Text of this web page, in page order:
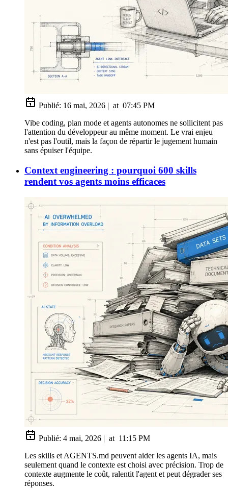
Publié: 16 mai, 2026 | at 07:45 PM
Vibe coding, plan mode et agents autonomes ne sollicitent pas
l'attention du développeur au même moment. Le vrai enjeu
n'est pas l'outil, mais la façon de répartir le jugement humain
sans épuiser l'équipe.
Context engineering : pourquoi 600 skills
rendent vos agents moins efficaces
Publié: 4 mai, 2026 | at 11:15 PM
Les skills et AGENTS.md peuvent aider les agents IA, mais
seulement quand le contexte est choisi avec précision. Trop de
contexte augmente le coût, ralentit l'agent et peut dégrader ses
réponses.